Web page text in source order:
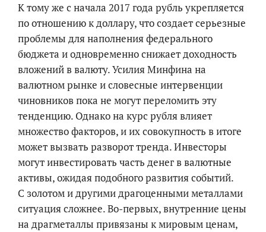
К тому же с начала 2017 года рубль укрепляется
по отношению к доллару, что создает серьезные
проблемы для наполнения федерального
бюджета и одновременно снижает доходность
вложений в валюту. Усилия Минфина на
валютном рынке и словесные интервенции
чиновников пока не могут переломить эту
тенденцию. Однако на курс рубля влияет
множество факторов, и их совокупность в итоге
может вызвать разворот тренда. Инвесторы
могут инвестировать часть денег в валютные
активы, ожидая подобного развития событий.
С золотом и другими драгоценными металлами
ситуация сложнее. Во-первых, внутренние цены
на драгметаллы привязаны к мировым ценам,